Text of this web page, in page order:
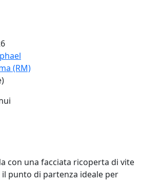
(RM)
con una facciata ricoperta di vite
punto di partenza ideale per